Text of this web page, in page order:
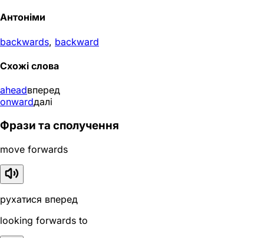
Антоніми
backwards, backward
Схожі слова
aheadвперед
onwardдалі
Фрази та сполучення
move forwards
рухатися вперед
looking forwards to